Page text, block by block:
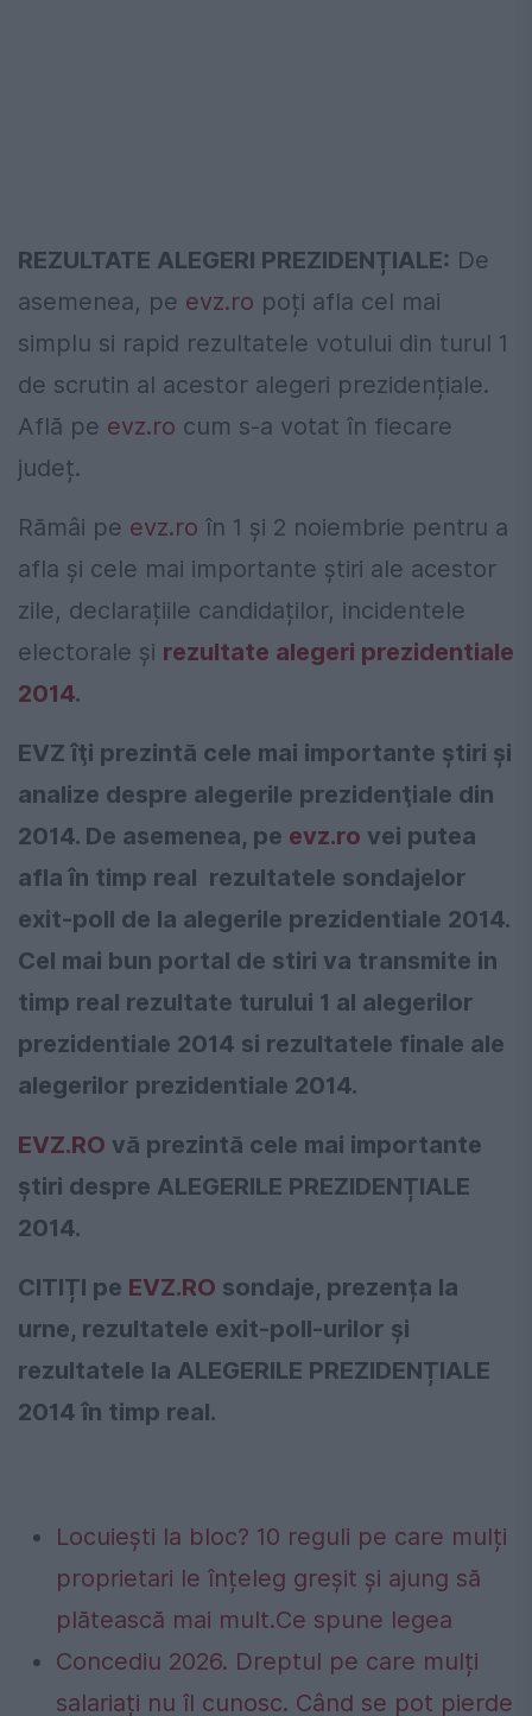
REZULTATE ALEGERI PREZIDENȚIALE: De
asemenea, pe evz.ro poți afla cel mai
simplu si rapid rezultatele votului din turul 1
de scrutin al acestor alegeri prezidențiale.
Află pe evz.ro cum s-a votat în fiecare
județ.
Rămâi pe evz.ro în 1 și 2 noiembrie pentru a
afla și cele mai importante știri ale acestor
zile, declarațiile candidaților, incidentele
electorale și rezultate alegeri prezidentiale
2014.
EVZ îţi prezintă cele mai importante ştiri şi
analize despre alegerile prezidenţiale din
2014. De asemenea, pe evz.ro vei putea
afla în timp real rezultatele sondajelor
exit-poll de la alegerile prezidentiale 2014.
Cel mai bun portal de stiri va transmite in
timp real rezultate turului 1 al alegerilor
prezidentiale 2014 si rezultatele finale ale
alegerilor prezidentiale 2014.
EVZ.RO vă prezintă cele mai importante
știri despre ALEGERILE PREZIDENȚIALE
2014.
CITIȚI pe EVZ.RO sondaje, prezența la
urne, rezultatele exit-poll-urilor și
rezultatele la ALEGERILE PREZIDENȚIALE
2014 în timp real.
Locuiești la bloc? 10 reguli pe care mulți
proprietari le înțeleg greșit și ajung să
plătească mai mult.Ce spune legea
Concediu 2026. Dreptul pe care mulți
salariați nu îl cunosc. Când se pot pierde